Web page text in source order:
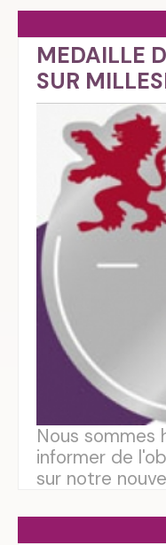
MEDAILLE
SUR
Nous sommes
informer de
sur notre